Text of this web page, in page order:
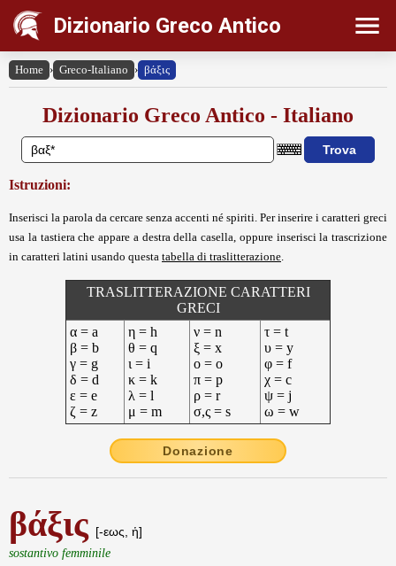
Dizionario Greco Antico
Home › Greco-Italiano › βάξις
Dizionario Greco Antico - Italiano
Istruzioni:
Inserisci la parola da cercare senza accenti né spiriti. Per inserire i caratteri greci
usa la tastiera che appare a destra della casella, oppure inserisci la trascrizione
in caratteri latini usando questa tabella di traslitterazione
TRASLITTERAZIONE CARATTERI
GRECI
α = a
β = b
γ = g
δ = d
ε = e
ζ = z
η = h
θ = q
ι = i
κ = k
λ = l
μ = m
ν = n
ξ = x
ο = o
π = p
ρ = r
σ,ς = s
τ = t
υ = y
φ = f
χ = c
ψ = j
ω = w
Donazione
βάξις [-εως, ἡ]
sostantivo femminile